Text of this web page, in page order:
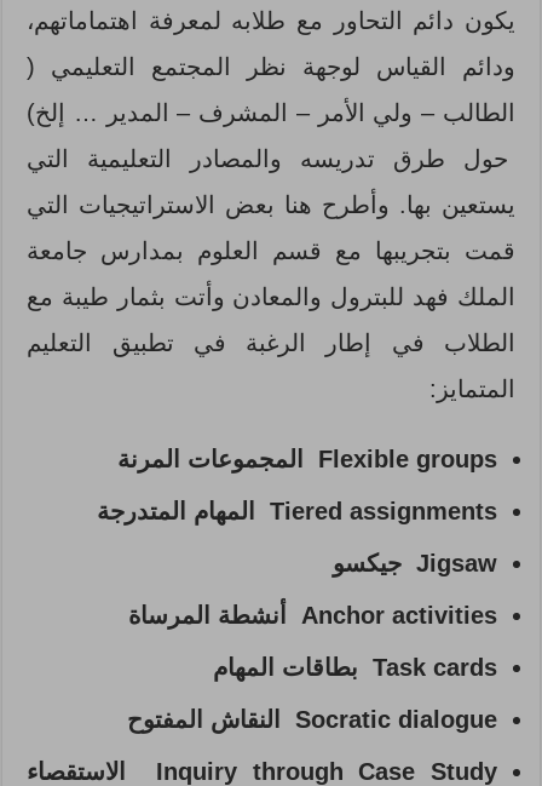
يكون دائم التحاور مع طلابه لمعرفة اهتماماتهم،
ودائم القياس لوجهة نظر المجتمع التعليمي (
الطالب – ولي الأمر – المشرف – المدير … إلخ)
حول طرق تدريسه والمصادر التعليمية التي
يستعين بها. وأطرح هنا بعض الاستراتيجيات التي
قمت بتجريبها مع قسم العلوم بمدارس جامعة
الملك فهد للبترول والمعادن وأتت بثمار طيبة مع
الطلاب في إطار الرغبة في تطبيق التعليم
المتمايز:
Flexible groups المجموعات المرنة
Tiered assignments المهام المتدرجة
Jigsaw جيكسو
Anchor activities أنشطة المرساة
Task cards بطاقات المهام
Socratic dialogue النقاش المفتوح
Inquiry through Case Study الاستقصاء